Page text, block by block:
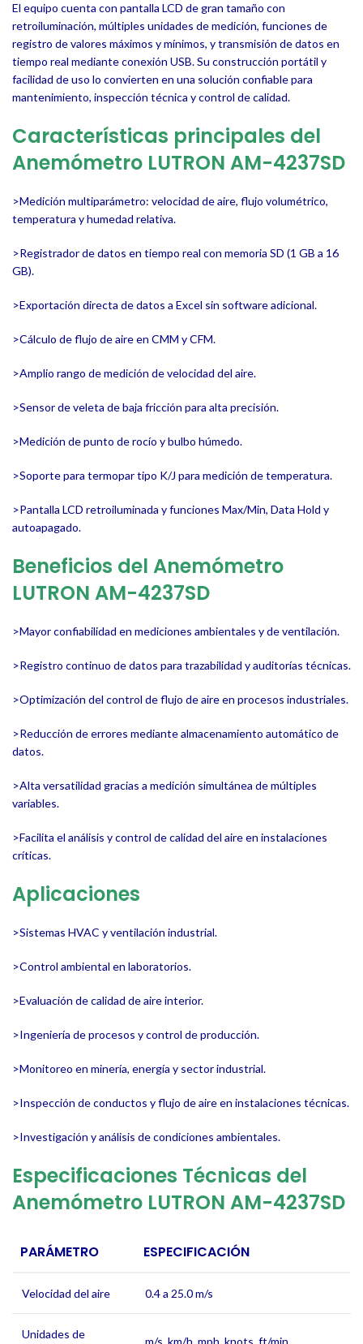
El equipo cuenta con pantalla LCD de gran tamaño con
retroiluminación, múltiples unidades de medición, funciones de
registro de valores máximos y mínimos, y transmisión de datos en
tiempo real mediante conexión USB. Su construcción portátil y
facilidad de uso lo convierten en una solución confiable para
mantenimiento, inspección técnica y control de calidad.
Características principales del
Anemómetro LUTRON AM-4237SD
>Medición multiparámetro: velocidad de aire, flujo volumétrico,
temperatura y humedad relativa.
>Registrador de datos en tiempo real con memoria SD (1 GB a 16
GB).
>Exportación directa de datos a Excel sin software adicional.
>Cálculo de flujo de aire en CMM y CFM.
>Amplio rango de medición de velocidad del aire.
>Sensor de veleta de baja fricción para alta precisión.
>Medición de punto de rocío y bulbo húmedo.
>Soporte para termopar tipo K/J para medición de temperatura.
>Pantalla LCD retroiluminada y funciones Max/Min, Data Hold y
autoapagado.
Beneficios del Anemómetro
LUTRON AM-4237SD
>Mayor confiabilidad en mediciones ambientales y de ventilación.
>Registro continuo de datos para trazabilidad y auditorías técnicas.
>Optimización del control de flujo de aire en procesos industriales.
>Reducción de errores mediante almacenamiento automático de
datos.
>Alta versatilidad gracias a medición simultánea de múltiples
variables.
>Facilita el análisis y control de calidad del aire en instalaciones
críticas.
Aplicaciones
>Sistemas HVAC y ventilación industrial.
>Control ambiental en laboratorios.
>Evaluación de calidad de aire interior.
>Ingeniería de procesos y control de producción.
>Monitoreo en minería, energía y sector industrial.
>Inspección de conductos y flujo de aire en instalaciones técnicas.
>Investigación y análisis de condiciones ambientales.
Especificaciones Técnicas del
Anemómetro LUTRON AM-4237SD
PARÁMETRO ESPECIFICACIÓN
Velocidad del aire 0.4 a 25.0 m/s
Unidades de
m/s, km/h, mph, knots, ft/min